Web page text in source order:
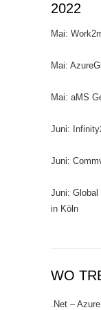
2022
Mai:
Mai:
Mai: aMS
Juni:
Juni:
Juni: Global
in Köln
WO
.Net –